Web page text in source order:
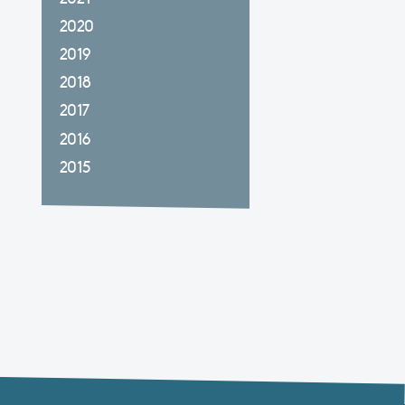
2020
2019
2018
2017
2016
2015